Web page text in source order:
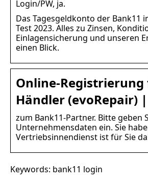
Login/PW, ja.
Das Tagesgeldkonto der Bank11
Test 2023. Alles zu Zinsen,
Einlagensicherung und unseren
einen Blick.
Online-Registrierung
Händler (evoRepair)
zum Bank11-Partner. Bitte geben
Unternehmensdaten ein. Sie
Vertriebsinnendienst ist für Sie
Keywords: bank11 login